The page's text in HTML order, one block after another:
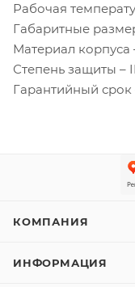
Рабочая
Габаритные
Материал корпуса
Степень защиты –
Гарантийный срок
КОМПАНИЯ
ИНФОРМАЦИЯ